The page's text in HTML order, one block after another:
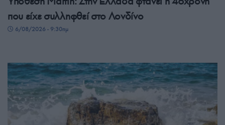
που είχε συλληφθεί στο Λονδίνο
6/08/2026 - 9:30πμ